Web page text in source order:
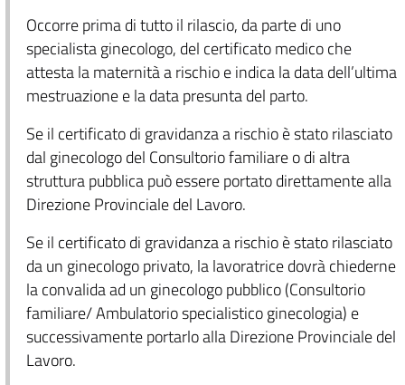
Occorre prima di tutto il rilascio, da parte di uno
specialista ginecologo, del certificato medico che
attesta la maternità a rischio e indica la data dell’ultima
mestruazione e la data presunta del parto.
Se il certificato di gravidanza a rischio è stato rilasciato
dal ginecologo del Consultorio familiare o di altra
struttura pubblica può essere portato direttamente alla
Direzione Provinciale del Lavoro.
Se il certificato di gravidanza a rischio è stato rilasciato
da un ginecologo privato, la lavoratrice dovrà chiederne
la convalida ad un ginecologo pubblico (Consultorio
familiare/ Ambulatorio specialistico ginecologia) e
successivamente portarlo alla Direzione Provinciale del
Lavoro.